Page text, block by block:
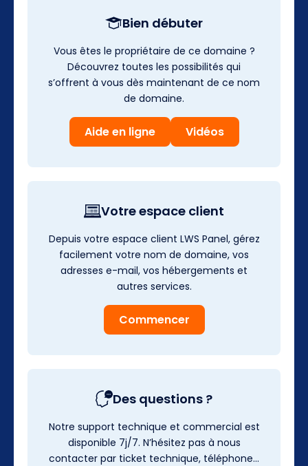
Bien débuter
Vous êtes le propriétaire de ce domaine ?
Découvrez toutes les possibilités qui
s’offrent à vous dès maintenant de ce nom
de domaine.
Aide en ligne Vidéos
Votre espace client
Depuis votre espace client LWS Panel, gérez
facilement votre nom de domaine, vos
adresses e-mail, vos hébergements et
autres services.
Commencer
Des questions ?
Notre support technique et commercial est
disponible 7j/7. N’hésitez pas à nous
contacter par ticket technique, téléphone…